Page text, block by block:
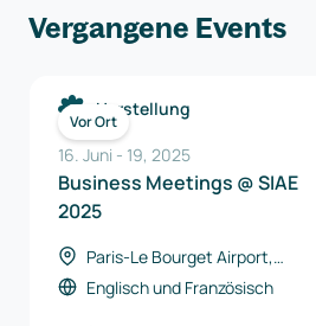
Vergangene Events
Vor Ort
Herstellung
16. Juni - 19, 2025
Business Meetings @ SIAE
2025
Paris-Le Bourget Airport,
Frankreich
Englischund Französisch